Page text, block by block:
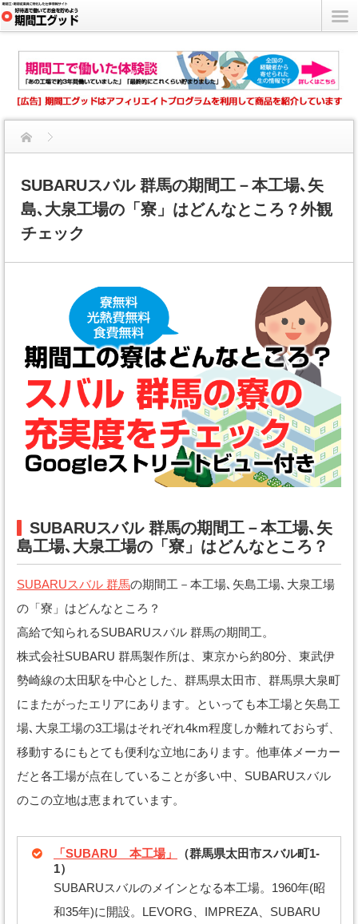
SUBARUスバル 群馬の期間工－本工場､矢島､大泉工場の「...
SUBARUスバル 群馬の期間工－本工場､矢
島､大泉工場の「寮」はどんなところ？外観
チェック
SUBARUスバル 群馬の期間工－本工場､矢
島工場､大泉工場の「寮」はどんなところ？
SUBARUスバル 群馬の期間工－本工場､矢島工場､大泉工場
の「寮」はどんなところ？
高給で知られるSUBARUスバル 群馬の期間工。
株式会社SUBARU 群馬製作所は、東京から約80分、東武伊
勢崎線の太田駅を中心とした、群馬県太田市、群馬県大泉町
にまたがったエリアにあります。といっても本工場と矢島工
場､大泉工場の3工場はそれぞれ4km程度しか離れておらず、
移動するにもとても便利な立地にあります。他車体メーカー
だと各工場が点在していることが多い中、SUBARUスバル
のこの立地は恵まれています。
「SUBARU 本工場」
（群馬県太田市スバル町1-
1）
SUBARUスバルのメインとなる本工場。1960年(昭
和35年)に開設。LEVORG、IMPREZA、SUBARU